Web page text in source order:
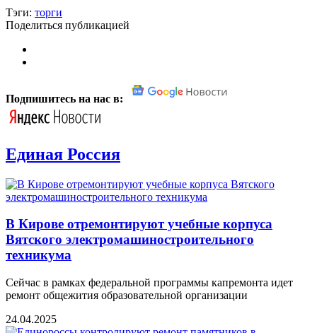
Тэги: торги
Поделиться публикацией
Подпишитесь на нас в:
Единая Россия
В Кирове отремонтируют учебные корпуса
Вятского электромашиностроительного
техникума
Сейчас в рамках федеральной программы капремонта идет
ремонт общежития образовательной организации
24.04.2025